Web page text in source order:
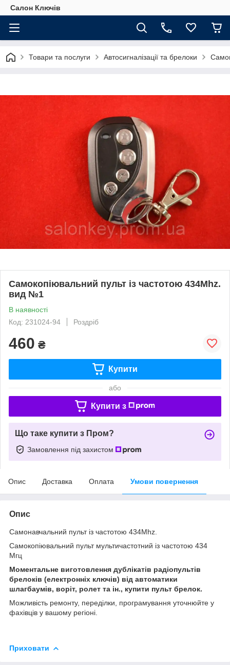
Салон Ключів
Товари та послуги Автосигналізації та брелоки
Самокопіювальний пульт із частотою 434Mhz.
вид №1
В наявності
Код: 231024-94
Роздріб
460 ₴
Купити
або
Купити з
Що таке купити з Пром?
Замовлення під захистом
Опис Доставка Оплата Умови повернення
Опис
Самонавчальний пульт із частотою 434Mhz.
Самокопіювальний пульт мультичастотний із частотою 434
Мгц
Моментальне виготовлення дублікатів радіопультів
брелоків (електронніх ключів) від автоматики
шлагбаумів, воріт, ролет та ін., купити пульт брелок.
Можливість ремонту, переділки, програмування уточнюйте у
фахівців у вашому регіоні.
Приховати